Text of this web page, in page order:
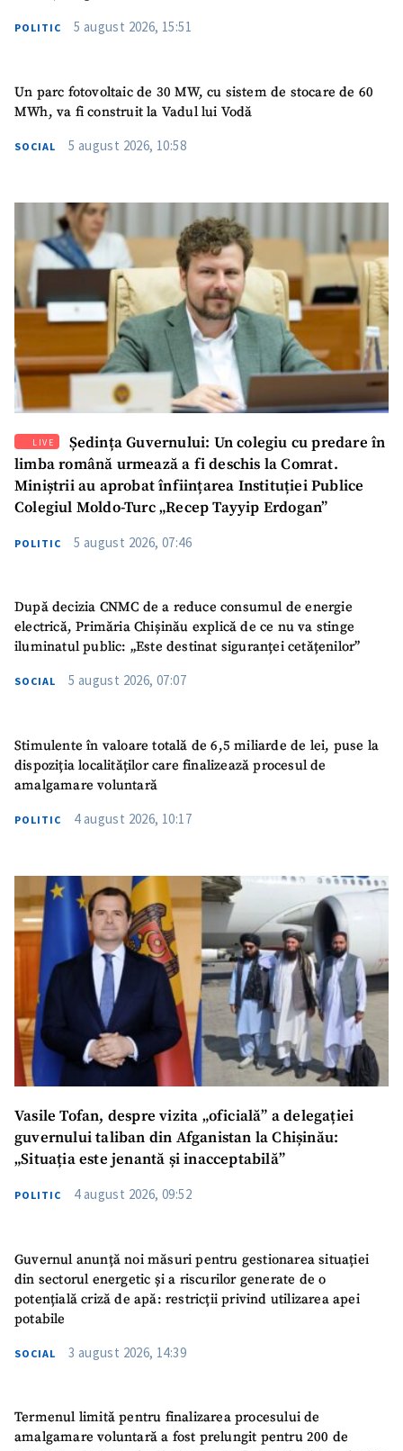
POLITIC 5 august 2026, 15:51
Un parc fotovoltaic de 30 MW, cu sistem de stocare de 60
MWh, va fi construit la Vadul lui Vodă
SOCIAL 5 august 2026, 10:58
LIVE
Ședința Guvernului: Un colegiu cu predare în
limba română urmează a fi deschis la Comrat.
Miniștrii au aprobat înființarea Instituției Publice
Colegiul Moldo-Turc „Recep Tayyip Erdogan”
POLITIC 5 august 2026, 07:46
După decizia CNMC de a reduce consumul de energie
electrică, Primăria Chișinău explică de ce nu va stinge
iluminatul public: „Este destinat siguranței cetățenilor”
SOCIAL 5 august 2026, 07:07
Stimulente în valoare totală de 6,5 miliarde de lei, puse la
dispoziția localităților care finalizează procesul de
amalgamare voluntară
POLITIC 4 august 2026, 10:17
Vasile Tofan, despre vizita „oficială” a delegației
guvernului taliban din Afganistan la Chișinău:
„Situația este jenantă și inacceptabilă”
POLITIC 4 august 2026, 09:52
Guvernul anunță noi măsuri pentru gestionarea situației
din sectorul energetic și a riscurilor generate de o
potențială criză de apă: restricții privind utilizarea apei
potabile
SOCIAL 3 august 2026, 14:39
Termenul limită pentru finalizarea procesului de
amalgamare voluntară a fost prelungit pentru 200 de